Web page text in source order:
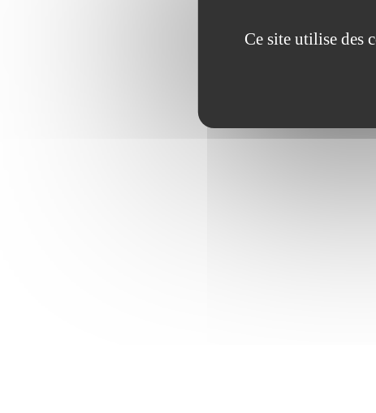
Ce site utilise des